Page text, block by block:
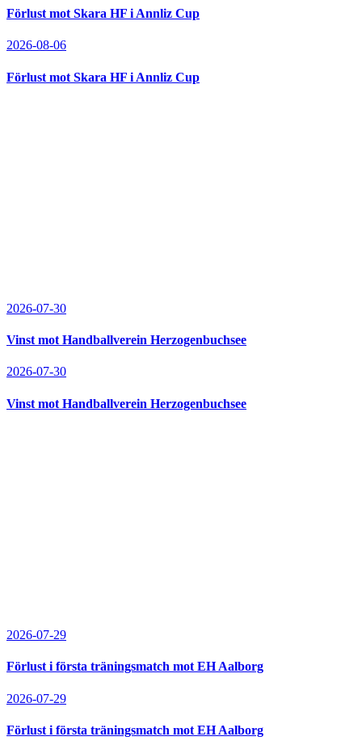
Förlust mot Skara HF i Annliz Cup
2026-08-06
Förlust mot Skara HF i Annliz Cup
2026-07-30
Vinst mot Handballverein Herzogenbuchsee
2026-07-30
Vinst mot Handballverein Herzogenbuchsee
2026-07-29
Förlust i första träningsmatch mot EH Aalborg
2026-07-29
Förlust i första träningsmatch mot EH Aalborg